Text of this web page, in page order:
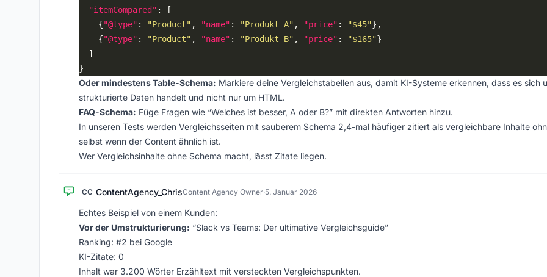
"itemCompared"
    {
"@type" : "Product" , "name" : "Produkt A" , "price" : "$45"
    {
"@type" : "Product" , "name" : "Produkt B" , "price" : "$165"
Oder mindestens Table-Schema: Markiere deine Vergleichstabellen aus, damit KI-Systeme erkennen, dass es sich
strukturierte Daten handelt und nicht nur um HTML.
FAQ-Schema: Füge Fragen wie “Welches ist besser, A oder B?” mit direkten Antworten hinzu.
In unseren Tests werden Vergleichsseiten mit sauberem Schema 2,4-mal häufiger zitiert als vergleichbare Inhalte
selbst wenn der Content ähnlich ist.
Wer Vergleichsinhalte ohne Schema macht, lässt Zitate liegen.
CC ContentAgency_ChrisContent Agency Owner·5. Januar 2026
Echtes Beispiel von einem Kunden:
Vor der Umstrukturierung: “Slack vs Teams: Der ultimative Vergleichsguide”
Ranking: #2 bei Google
KI-Zitate: 0
Inhalt war 3.200 Wörter Erzähltext mit versteckten Vergleichspunkten.